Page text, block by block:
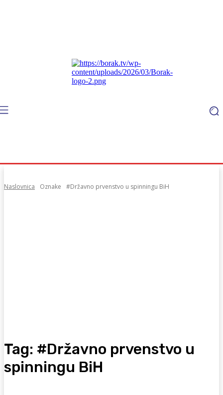
Naslovnica Oznake #Državno prvenstvo u spinningu BiH
Tag: #Državno prvenstvo u
spinningu BiH